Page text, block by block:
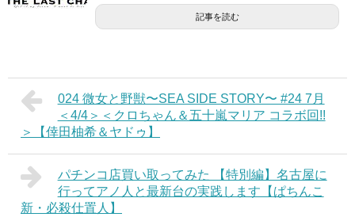
記事を読む
024 微女と野獣〜SEA SIDE STORY〜 #24 7月
＜4/4＞＜クロちゃん＆五十嵐マリア コラボ回!!
＞【倖田柚希＆ヤドゥ】
パチンコ店買い取ってみた 【特別編】名古屋に
行ってアノ人と最新台の実践します【ぱちんこ
新・必殺仕置人】